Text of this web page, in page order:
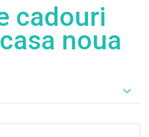
cadouri
noua